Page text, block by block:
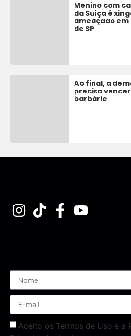
Menino com
da Suíça é
ameaçado em
de SP
Ao final, a
precisa
barbárie
Aceito os Termos de Uso e a